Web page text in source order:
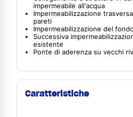
impermeabile all'acqua
Impermeabilizzazione
pareti
Impermeabilizzazione del
Successiva
esistente
Ponte di aderenza su vecchi
Caratteristiche